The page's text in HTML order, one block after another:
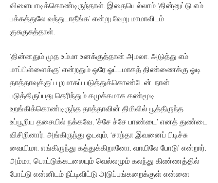
விளையாடிக்கொண்டிருந்தாள். இதையெல்லாம் ‘தின்னுட்டு எம்
பக்கத்துலே வந்துடாதீங்க’ என்று வேறு மாமாவிடம்
குசுகுசுத்தாள்.
‘தின்னதும் முத உம்மா உனக்குத்தான் அமலா. அடுத்து எம்
மாப்பிள்ளைக்கு’ என்றதும் ஒரே ஓட்டமாகத் திண்ணைக்கு ஓடி
தாத்தாவுக்குப் புறமாகப் படுத்துக்கொண்டேன். நான்
படுத்திருப்பது தெரிந்தும் கமுக்கமாக கண்மூடி
உறங்கிக்கொண்டிருந்த தாத்தாவின் திமிலில் பூத்திருந்த
உப்பூறிய தசையில் நக்கவே, ’ச்சே ச்சே பாண்டை’ எனத் துண்டை
விசிறினார். அங்கிருந்து ஓடவும், ‘சாந்தா இவனைப் பிடிச்சு
வையிமா. எங்கிருந்து கத்துக்கிறானோ. வாயிலே போடு’ என்றார்.
அம்மா, பொட்டுக்கடலையும் வெல்லமும் கலந்து கிண்ணத்தில்
போட்டு என்னிடம் நீட்டிவிட்டு அடுப்பங்கறைக்குள் என்னை